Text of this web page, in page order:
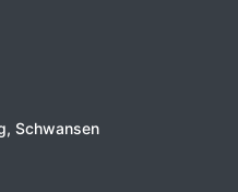
Schwansen